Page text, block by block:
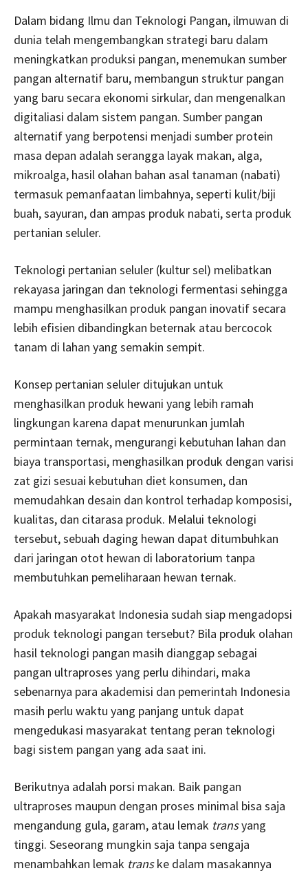
Dalam bidang Ilmu dan Teknologi Pangan, ilmuwan di
dunia telah mengembangkan strategi baru dalam
meningkatkan produksi pangan, menemukan sumber
pangan alternatif baru, membangun struktur pangan
yang baru secara ekonomi sirkular, dan mengenalkan
digitaliasi dalam sistem pangan. Sumber pangan
alternatif yang berpotensi menjadi sumber protein
masa depan adalah serangga layak makan, alga,
mikroalga, hasil olahan bahan asal tanaman (nabati)
termasuk pemanfaatan limbahnya, seperti kulit/biji
buah, sayuran, dan ampas produk nabati, serta produk
pertanian seluler.
Teknologi pertanian seluler (kultur sel) melibatkan
rekayasa jaringan dan teknologi fermentasi sehingga
mampu menghasilkan produk pangan inovatif secara
lebih efisien dibandingkan beternak atau bercocok
tanam di lahan yang semakin sempit.
Konsep pertanian seluler ditujukan untuk
menghasilkan produk hewani yang lebih ramah
lingkungan karena dapat menurunkan jumlah
permintaan ternak, mengurangi kebutuhan lahan dan
biaya transportasi, menghasilkan produk dengan varisi
zat gizi sesuai kebutuhan diet konsumen, dan
memudahkan desain dan kontrol terhadap komposisi,
kualitas, dan citarasa produk. Melalui teknologi
tersebut, sebuah daging hewan dapat ditumbuhkan
dari jaringan otot hewan di laboratorium tanpa
membutuhkan pemeliharaan hewan ternak.
Apakah masyarakat Indonesia sudah siap mengadopsi
produk teknologi pangan tersebut? Bila produk olahan
hasil teknologi pangan masih dianggap sebagai
pangan ultraproses yang perlu dihindari, maka
sebenarnya para akademisi dan pemerintah Indonesia
masih perlu waktu yang panjang untuk dapat
mengedukasi masyarakat tentang peran teknologi
bagi sistem pangan yang ada saat ini.
Berikutnya adalah porsi makan. Baik pangan
ultraproses maupun dengan proses minimal bisa saja
mengandung gula, garam, atau lemak transyang
tinggi. Seseorang mungkin saja tanpa sengaja
menambahkan lemak transke dalam masakannya